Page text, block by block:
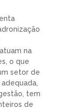
na
o que
setor de
tem
de